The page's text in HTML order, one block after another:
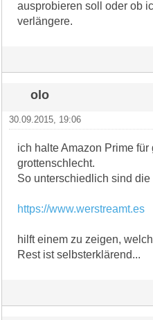
ausprobieren soll oder ob
verlängere.
olo
30.09.2015, 19:06
ich halte Amazon Prime
grottenschlecht.
So unterschiedlich sind
https://www.werstreamt.es
hilft einem zu zeigen,
Rest ist selbsterklärend...